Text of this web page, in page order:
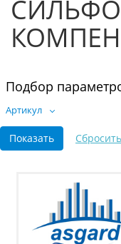
Подбор
Артикул